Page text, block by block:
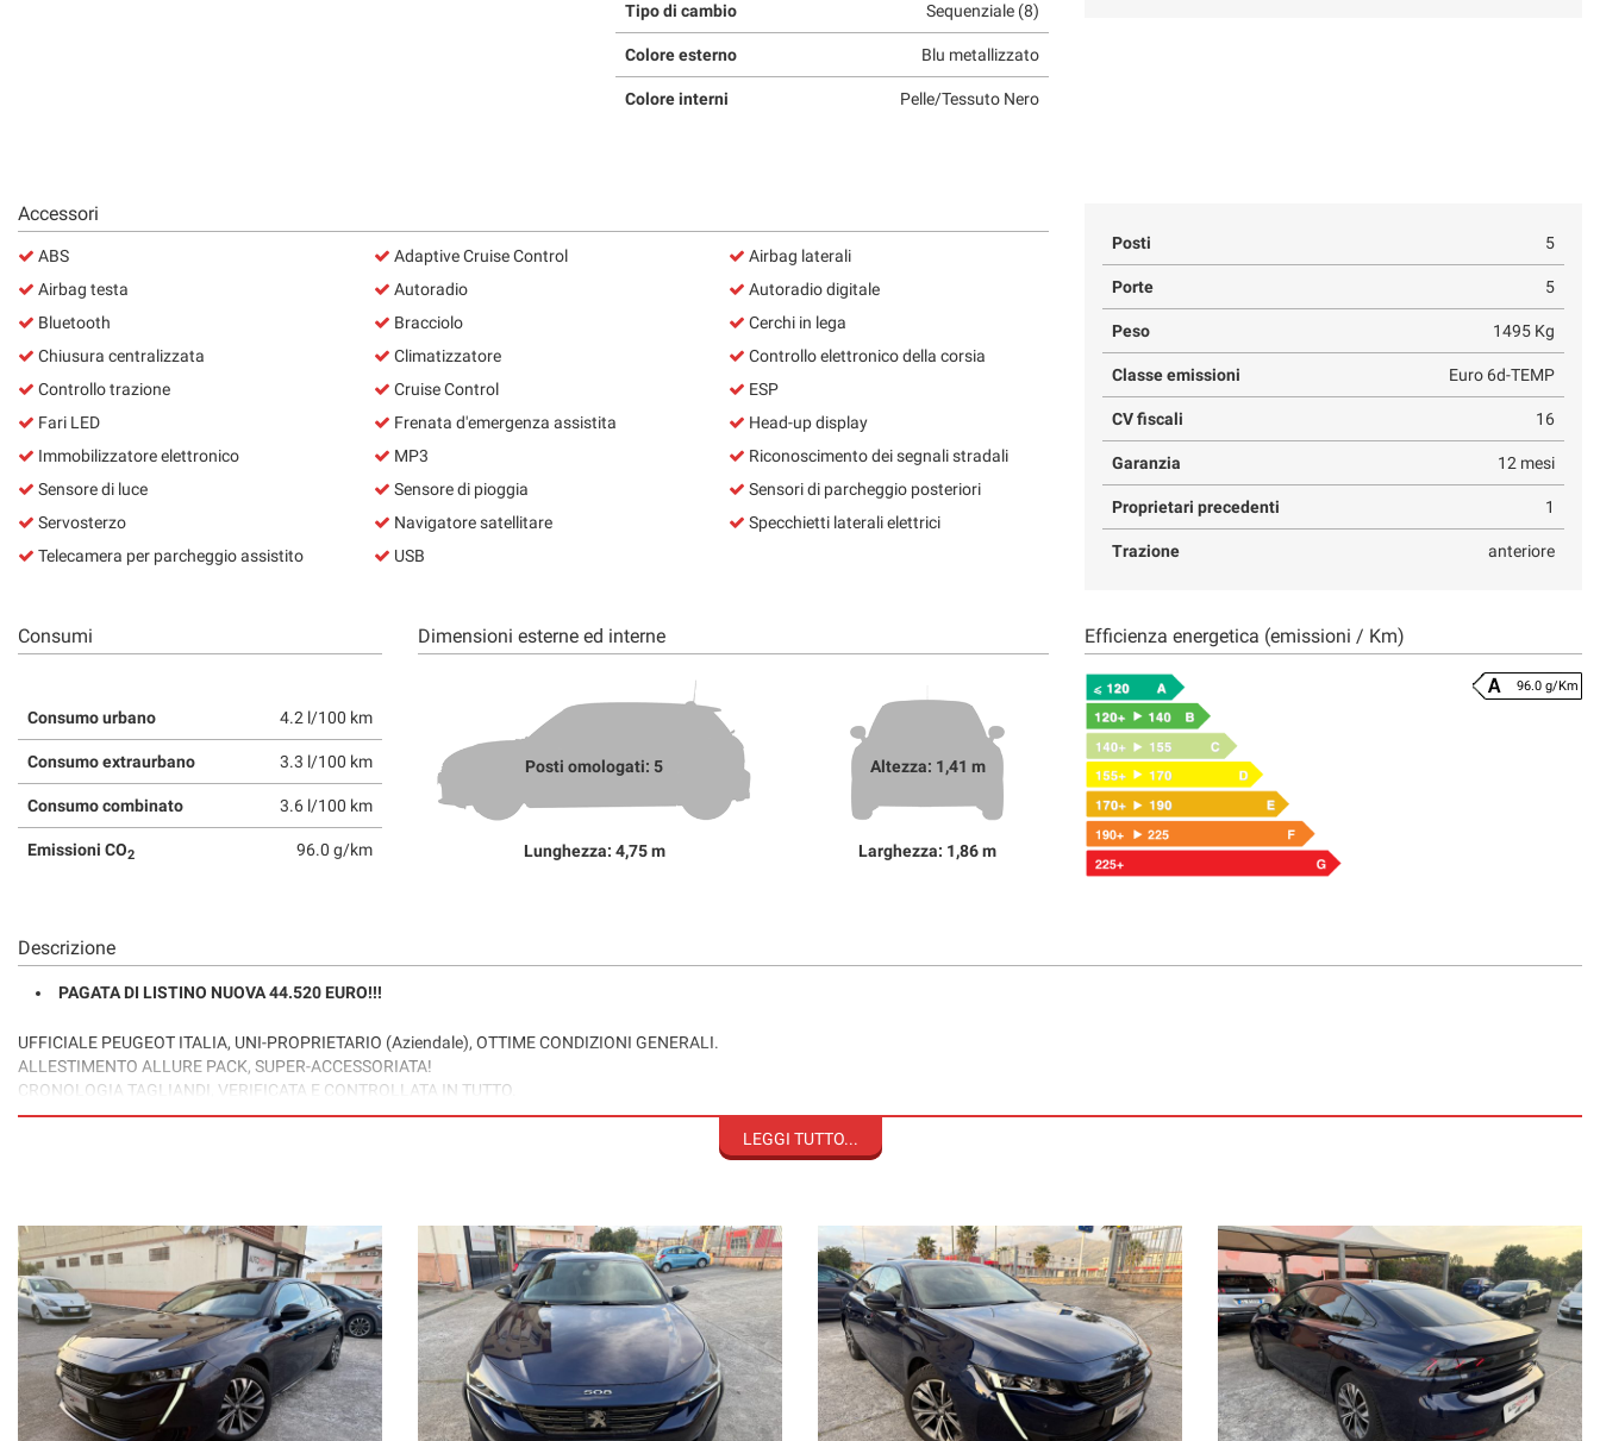
Tipo di cambio Sequenziale (8)
Colore esterno Blu metallizzato
Colore interni Pelle/Tessuto Nero
Accessori
ABS
Airbag testa
Bluetooth
Chiusura centralizzata
Controllo trazione
Fari LED
Immobilizzatore elettronico
Sensore di luce
Servosterzo
Telecamera per parcheggio assistito
Adaptive Cruise Control
Autoradio
Bracciolo
Climatizzatore
Cruise Control
Frenata d'emergenza assistita
MP3
Sensore di pioggia
Navigatore satellitare
USB
Airbag laterali
Autoradio digitale
Cerchi in lega
Controllo elettronico della corsia
ESP
Head-up display
Riconoscimento dei segnali stradali
Sensori di parcheggio posteriori
Specchietti laterali elettrici
Posti 5
Porte 5
Peso 1495 Kg
Classe emissioni Euro 6d-TEMP
CV fiscali 16
Garanzia 12 mesi
Proprietari precedenti 1
Trazione anteriore
Consumi
Consumo urbano 4.2 l/100 km
Consumo extraurbano 3.3 l/100 km
Consumo combinato 3.6 l/100 km
Emissioni CO2 96.0 g/km
Dimensioni esterne ed interne
Posti omologati: 5
Lunghezza: 4,75 m
Altezza: 1,41 m
Larghezza: 1,86 m
Efficienza energetica (emissioni / Km)
96.0 g/Km
Descrizione
PAGATA DI LISTINO NUOVA 44.520 EURO!!!
UFFICIALE PEUGEOT ITALIA, UNI-PROPRIETARIO (Aziendale), OTTIME CONDIZIONI GENERALI.
ALLESTIMENTO ALLURE PACK, SUPER-ACCESSORIATA!
CRONOLOGIA TAGLIANDI, VERIFICATA E CONTROLLATA IN TUTTO.
PRONTA CONSEGNA...
Tinta metallizzata € 800.
Accessori di serie:
ABS (REF e AFU), 6 Airbags (frontali, laterali, a tendina), Accensione automatica luci di emergenza in caso di forte decelerazione, Active Lane Departure Warning con funzione Road Edge, Active Safety Brake (con
distance alert), Adaptive Cruise Control "Stop&Go", Alzacristalli anteriori e posteriori elettrici sequenziali con funzione antipizzicamento, Appoggiagomiti centrale anteriore, Appoggiagomiti centrale posteriore con
passaggio sci, Artigli anteriore con decoro inserto cromato, Avviamento motore mani libere (pulsante "Start" per accensione), Blind Corner Assist (sistema di monitoraggio dell'angolo cieco della vettura), Calandra
con profili orizzontali cromati ed inserti nero brillante, Cambio automatico a 8 marce, Cerchi in lega 17" Merion, Climatizzatore automatico bi-zona con aeratori posteriori, Cofano attivo per sicurezza pedoni, Cristalli
LEGGI TUTTO...